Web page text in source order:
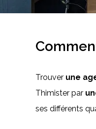
Trouver une
Thimister par
ses différents